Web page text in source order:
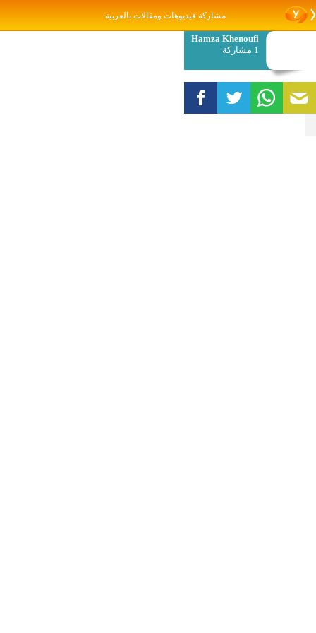
مشاركة فيديوهات ومقالات بالعربية
Hamza Khenoufi
1 مشاركة